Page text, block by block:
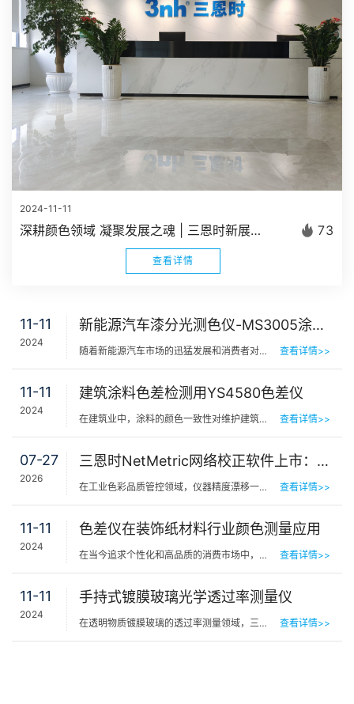
2024-11-11
深耕颜色领域 凝聚发展之魂 | 三恩时新展厅正式建成启用 73
查看详情
11-11
2024
新能源汽车漆分光测色仪-MS3005涂装配色多角度测色仪
随着新能源汽车市场的迅猛发展和消费者对车辆外观个性化需求的日益增长，涂装配色技术在新能源汽车制造中扮… 查看详情>>
11-11
2024
建筑涂料色差检测用YS4580色差仪
在建筑业中，涂料的颜色一致性对维护建筑外观和提升整体美感尤为重要。色差的存有不仅影响建筑的整体美观，… 查看详情>>
07-27
2026
三恩时NetMetric网络校正软件上市：告别返厂，15分钟让测色仪“恢复出厂精度”
在工业色彩品质管控领域，仪器精度漂移一直是制造企业挥之不去的隐痛。同一批货，A车间测合格、B车间测不合… 查看详情>>
11-11
2024
色差仪在装饰纸材料行业颜色测量应用
在当今追求个性化和高品质的消费市场中，装饰纸材料以其丰富的色彩和图案广泛应用于家具、墙面、地板等室内… 查看详情>>
11-11
2024
手持式镀膜玻璃光学透过率测量仪
在透明物质镀膜玻璃的透过率测量领域，三恩时公司最新推出的YT10系列光学透过率测量仪以其高精度、快速测量… 查看详情>>